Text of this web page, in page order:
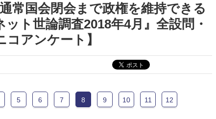
常国会閉会まで政権を維持できる
ト世論調査2018年4月』全設問・
アンケート】
5 6 7 8 9 10 11 12